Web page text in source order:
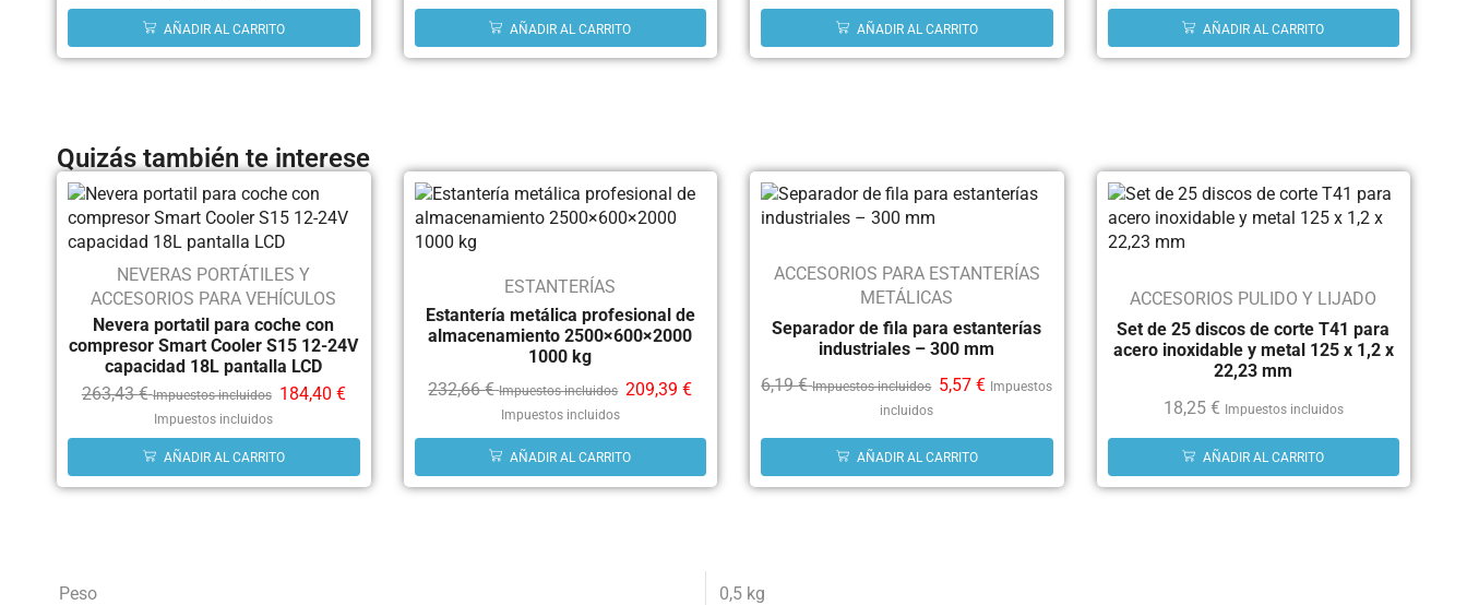
AÑADIR AL CARRITO AÑADIR AL CARRITO AÑADIR AL CARRITO AÑADIR AL CARRITO
Quizás también te interese
NEVERAS PORTÁTILES Y
ACCESORIOS PARA VEHÍCULOS
Nevera portatil para coche con
compresor Smart Cooler S15 12-24V
capacidad 18L pantalla LCD
263,43€ Impuestos incluidos 184,40 €
Impuestos incluidos
AÑADIR AL CARRITO
ESTANTERÍAS
Estantería metálica profesional de
almacenamiento 2500×600×2000
1000 kg
232,66€ Impuestos incluidos 209,39€
Impuestos incluidos
AÑADIR AL CARRITO
ACCESORIOS PARA ESTANTERÍAS
METÁLICAS
Separador de fila para estanterías
industriales – 300 mm
6,19€ Impuestos incluidos 5,57€ Impuestos
incluidos
AÑADIR AL CARRITO
ACCESORIOS PULIDO Y LIJADO
Set de 25 discos de corte T41 para
acero inoxidable y metal 125 x 1,2 x
22,23 mm
18,25 € Impuestos incluidos
AÑADIR AL CARRITO
Peso 0,5 kg